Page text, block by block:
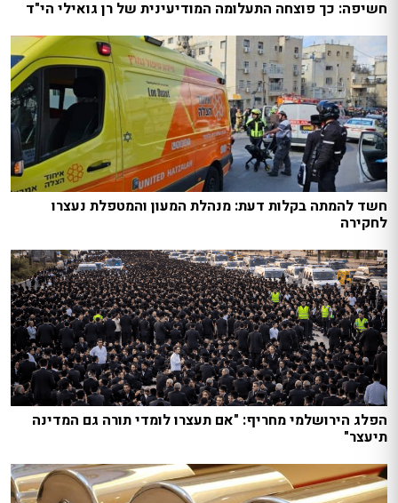
חשיפה: כך פוצחה התעלומה המודיעינית של רן גואילי הי"ד
חשד להמתה בקלות דעת: מנהלת המעון והמטפלת נעצרו
לחקירה
הפלג הירושלמי מחריף: "אם תעצרו לומדי תורה גם המדינה
תיעצר"